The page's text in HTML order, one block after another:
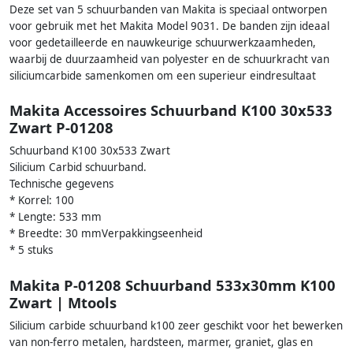
Deze set van 5 schuurbanden van Makita is speciaal ontworpen
voor gebruik met het Makita Model 9031. De banden zijn ideaal
voor gedetailleerde en nauwkeurige schuurwerkzaamheden,
waarbij de duurzaamheid van polyester en de schuurkracht van
siliciumcarbide samenkomen om een superieur eindresultaat
Makita Accessoires Schuurband K100 30x533
Zwart P-01208
Schuurband K100 30x533 Zwart
Silicium Carbid schuurband.
Technische gegevens
* Korrel: 100
* Lengte: 533 mm
* Breedte: 30 mmVerpakkingseenheid
* 5 stuks
Makita P-01208 Schuurband 533x30mm K100
Zwart | Mtools
Silicium carbide schuurband k100 zeer geschikt voor het bewerken
van non-ferro metalen, hardsteen, marmer, graniet, glas en